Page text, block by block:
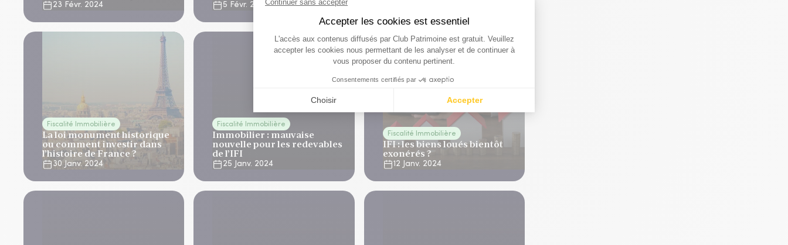
23 Févr. 2024 5 Févr. 2024
Fiscalité Immobilière
La loi monument historique
ou comment investir dans
l’histoire de France ?
30 Janv. 2024
Fiscalité Immobilière
Immobilier : mauvaise
nouvelle pour les redevables
de l’IFI
25 Janv. 2024
Fiscalité Immobilière
IFI : les biens loués bientôt
exonérés ?
12 Janv. 2024